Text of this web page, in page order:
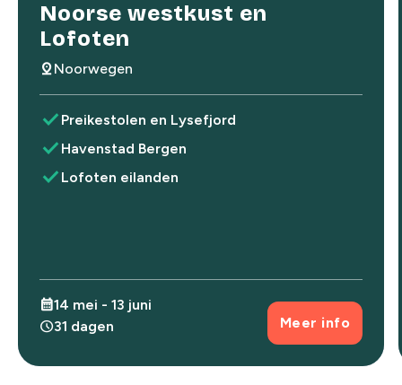
Noorse westkust en
Lofoten
pin_dropNoorwegen
check Preikestolen en Lysefjord
check Havenstad Bergen
check Lofoten eilanden
calendar_month14 mei - 13 juni
schedule31 dagen Meer info